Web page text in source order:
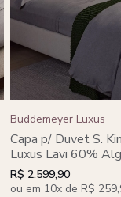
Buddemeyer Luxus
Capa p/ Duvet S.
Luxus Lavi 60%
Viscose 20% Lã .
Penteado Cinza .
R$ 2.599,90
ou em 10x de R$